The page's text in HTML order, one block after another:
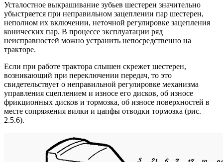
Усталостное выкрашивание зубьев шестерен значительно
убыстряется при неправильном зацеплении пар шестерен,
неполном их включении, неточной регулировке зацепления
конических пар. В процессе эксплуатации ряд
неисправностей можно устранить непосредственно на
тракторе.
Если при работе трактора слышен скрежет шестерен,
возникающий при переключении передач, то это
свидетельствует о неправильной регулировке механизма
управления сцеплением и износе его дисков, об износе
фрикционных дисков и тормозка, об износе поверхностей в
месте сопряжения вилки и цапфы отводки тормозка (рис.
2.5.6).